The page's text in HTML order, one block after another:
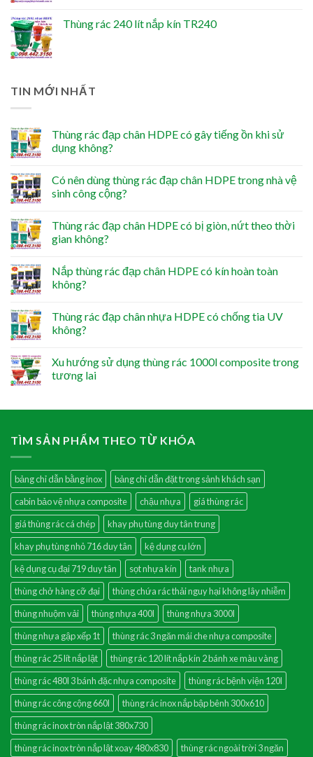
Thùng rác 240 lít nắp kín TR240
TIN MỚI NHẤT
Thùng rác đạp chân HDPE có gây tiếng ồn khi sử
dụng không?
Có nên dùng thùng rác đạp chân HDPE trong nhà vệ
sinh công cộng?
Thùng rác đạp chân HDPE có bị giòn, nứt theo thời
gian không?
Nắp thùng rác đạp chân HDPE có kín hoàn toàn
không?
Thùng rác đạp chân nhựa HDPE có chống tia UV
không?
Xu hướng sử dụng thùng rác 1000l composite trong
tương lai
TÌM SẢN PHẨM THEO TỪ KHÓA
bảng chỉ dẫn bằng inox
bảng chỉ dẫn đặt trong sảnh khách sạn
cabin bảo vệ nhựa composite
chậu nhựa
giá thùng rác
giá thùng rác cá chép
khay phụ tùng duy tân trung
khay phụ tùng nhỏ 716 duy tân
kệ dụng cụ lớn
kệ dụng cụ đại 719 duy tân
sọt nhựa kín
tank nhựa
thùng chở hàng cỡ đại
thùng chứa rác thải nguy hại không lây nhiễm
thùng nhuộm vải
thùng nhựa 400l
thùng nhựa 3000l
thùng nhựa gập xếp 1t
thùng rác 3 ngăn mái che nhựa composite
thùng rác 25 lít nắp lật
thùng rác 120 lít nắp kín 2 bánh xe màu vàng
thùng rác 480l 3 bánh đặc nhựa composite
thùng rác bệnh viện 120l
thùng rác công cộng 660l
thùng rác inox nắp bập bênh 300x610
thùng rác inox tròn nắp lật 380x730
thùng rác inox tròn nắp lật xoay 480x830
thùng rác ngoài trời 3 ngăn